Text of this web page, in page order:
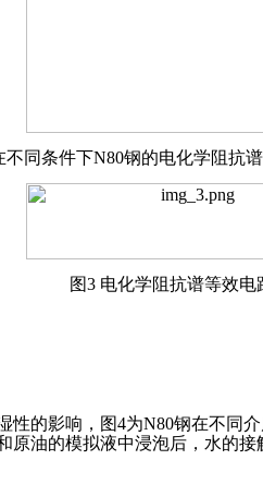
不同条件下N80钢的电化学阻抗谱
图3 电化学阻抗谱等效电
的影响，图4为N80钢在不同
油的模拟液中浸泡后，水的